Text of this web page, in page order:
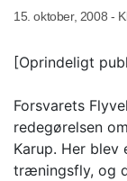
15. oktober, 2008 -
[Oprindeligt
Forsvarets
redegørelsen
Karup. Her blev
træningsfly, og